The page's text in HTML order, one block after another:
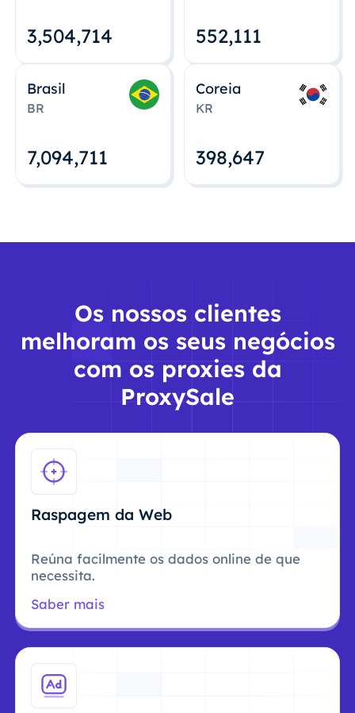
3,504,715 552,112
Brasil
BR
7,094,712
Coreia
KR
398,648
Os nossos clientes
melhoram os seus negócios
com os proxies da
ProxySale
Raspagem da Web
Reúna facilmente os dados online de que
necessita.
Saber mais